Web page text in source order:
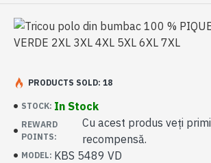
STOCK: In Stock
REWARD
POINTS:
Cu acest produs veți primi
recompensă.
MODEL: KBS 5489 VD
PRODUCTS SOLD: 18